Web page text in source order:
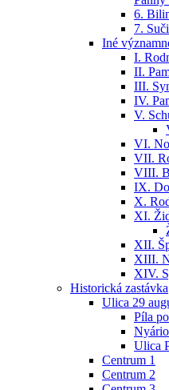
6.
7.
Iné
I.
II.
III.
IV.
V.
VI.
VII.
VIII.
IX.
X.
XI.
XII.
XIII.
XIV.
Historická zastávka
Ulica 29
Píla
Ulica
Centrum 1
Centrum 2